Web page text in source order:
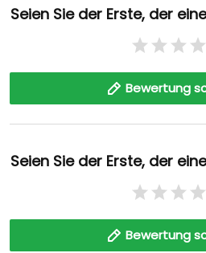
Seien Sie der Erste, der
Bewertung
Seien Sie der Erste, der
Bewertung